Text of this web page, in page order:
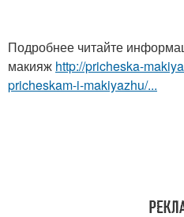
Подробнее читайте
макияж http://pricheska-
pricheskam-i-makiyazhu/...